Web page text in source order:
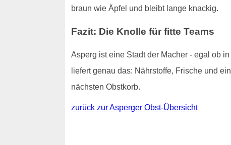
braun wie Äpfel und bleibt lange knackig.
Fazit: Die Knolle für fitte Teams
Asperg ist eine Stadt der Macher - egal ob
liefert genau das: Nährstoffe, Frische und
nächsten Obstkorb.
zurück zur Asperger Obst-Übersicht